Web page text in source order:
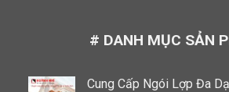
# DANH MỤC SẢN
Cung Cấp Ngói Lợp Đa